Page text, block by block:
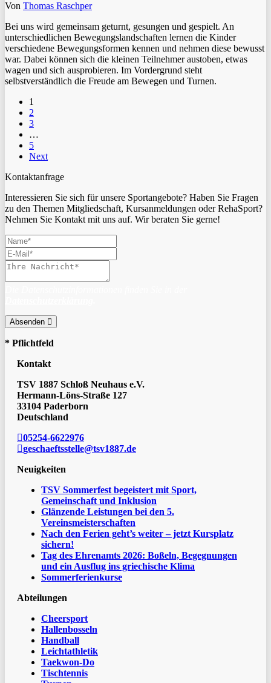
Von Thomas Raschper
Bei uns wird gemeinsam geturnt, gesungen und gespielt. An
unterschiedlichen Bewegungslandschaften lernen die Kinder
verschiedene Bewegungsformen kennen und nehmen diese bewusst
war. Dabei können sich die kleinen Teilnehmer austoben, etwas
wagen und sich ausprobieren. Im Vordergrund steht
selbstverständlich die Freude am Bewegen und Turnen.
1
2
3
…
5
Next
Kontaktanfrage
Interessieren Sie sich für unsere Sportangebote? Haben Sie Fragen
zu den Themen Mitgliedschaft, Kursanmeldungen oder RehaSport?
Nehmen Sie Kontakt mit uns auf. Wir beraten Sie gerne!
Absenden
* Pflichtfeld
Kontakt
TSV 1887 Schloß Neuhaus e.V.
Hermann-Löns-Straße 127
33104 Paderborn
Deutschland
05254-6622976
geschaeftsstelle@tsv1887.de
Neuigkeiten
TSV Sommerfest begeistert mit Sport,
Gemeinschaft und Inklusion
Glänzende Leistungen bei den 5.
Vereinsmeisterschaften
Nach den Ferien geht’s weiter – jetzt Kursplatz
sichern!
Tag des Ehrenamts 2026: Boßeln, Begegnungen
und ein Ausflug ins griechische Klima
Sommerferienkurse
Abteilungen
Cheersport
Hallenbosseln
Handball
Leichtathletik
Taekwon-Do
Tischtennis